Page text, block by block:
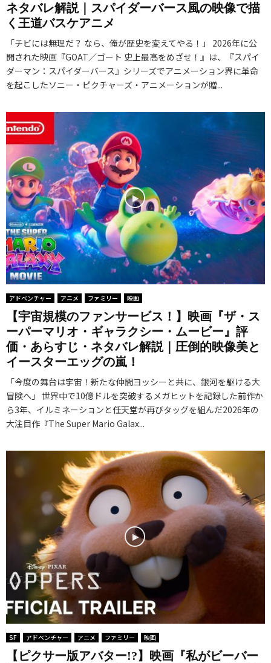
ネタバレ解説｜スパイダーバース風の映像で描
く王道バスケアニメ
「チビには無理だ？ なら、俺が歴史を変えてやる！」 2026年に公
開された映画『GOAT／ゴート 史上最高をめざせ！』は、『スパイ
ダーマン：スパイダーバース』シリーズでアニメーション界に革命
を起こしたソニー・ピクチャーズ・アニメーションが贈...
アドベンチャー アニメ ファミリー 映画
【宇宙規模のファンサービス！】映画『ザ・ス
ーパーマリオ・ギャラクシー・ムービー』評
価・あらすじ・ネタバレ解説｜圧倒的映像美と
イースターエッグの嵐！
「今度の舞台は宇宙！新たな仲間ヨッシーと共に、銀河を駆ける大
冒険へ」 世界中で10億ドルを突破するメガヒットを記録した前作か
ら3年、イルミネーションと任天堂が再びタッグを組んだ2026年の
大注目作『The Super Mario Galax...
SF アドベンチャー アニメ ファミリー 映画
【ピクサー版アバター!?】映画『私がビーバー